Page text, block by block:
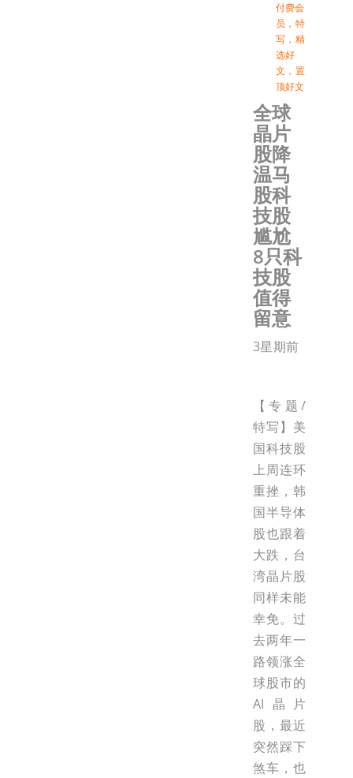
付费会
员 ， 特
写 ， 精
选好
文 ， 置
顶好文
全球
晶片
股降
温马
股科
技股
尴尬
8只科
技股
值得
留意
3星期前
【专题/
特写】美
国科技股
上周连环
重挫，韩
国半导体
股也跟着
大跌，台
湾晶片股
同样未能
幸免。过
去两年一
路领涨全
球股市的
AI晶片
股，最近
突然踩下
煞车，也